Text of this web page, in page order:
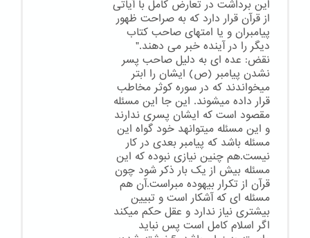
این برداشت در تعارض کامل با آیاتی
از قرآن قرار دارد که به صراحت ظهور
پیامبران و یا امتهای صاحب کتاب
دیگر را در آینده خبر می دهند."
نقض: عده ای به دلیل صاحب پسر
نشدن پیامبر (ص) ایشان را ابتر
میخواندند که در سوره کوثر مخاطب
قرار داده میشوند. این جا این مسئله
مقصود است که ایشان پسری ندارند
و این مسئله میتوانهد خود گواه این
مسئله باشد که پیامبر بعدی در کار
نیست.هم چنین نیازی نبوده که این
مسئله بیش از یک بار ذکر شود چون
قرآن از تکرار بیهوده مبراست.آن هم
مسئله ای که آشکار است و تبیین
بیشتری نیاز ندارد و عقل حکم میکند
اگر اسلام کامل است پس نباید